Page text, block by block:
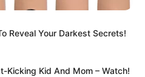
Reveal Your Darkest Secrets!
Kicking Kid And Mom – Watch!